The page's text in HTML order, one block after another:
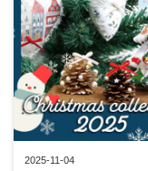
2025-11-04